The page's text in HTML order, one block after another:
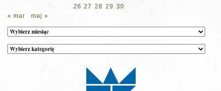
26 27 28 29 30
« mar
maj »
Archiwum
Kategorie
wpisów